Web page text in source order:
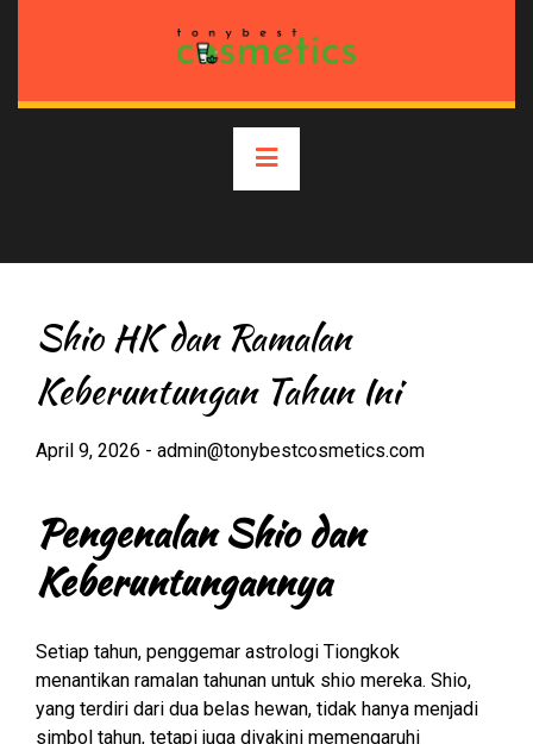
Primary
Menu
Shio HK dan Ramalan
Keberuntungan Tahun Ini
April 9, 2026 - admin@tonybestcosmetics.com
Pengenalan Shio dan
Keberuntungannya
Setiap tahun, penggemar astrologi Tiongkok
menantikan ramalan tahunan untuk shio mereka. Shio,
yang terdiri dari dua belas hewan, tidak hanya menjadi
simbol tahun, tetapi juga diyakini memengaruhi